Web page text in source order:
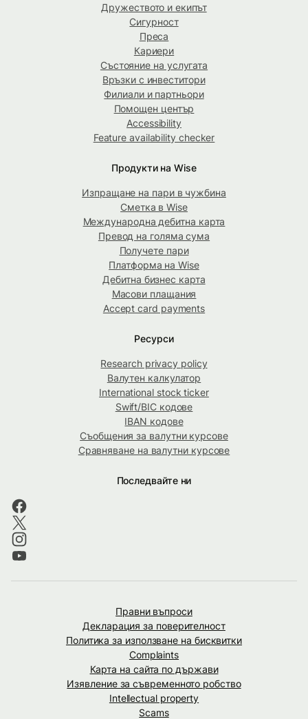
Дружеството и екипът
Сигурност
Преса
Кариери
Състояние на услугата
Връзки с инвеститори
Филиали и партньори
Помощен център
Accessibility
Feature availability checker
Продукти на Wise
Изпращане на пари в чужбина
Сметка в Wise
Международна дебитна карта
Превод на голяма сума
Получете пари
Платформа на Wise
Дебитна бизнес карта
Масови плащания
Accept card payments
Ресурси
Research privacy policy
Валутен калкулатор
International stock ticker
Swift/BIC кодове
IBAN кодове
Съобщения за валутни курсове
Сравняване на валутни курсове
Последвайте ни
Правни въпроси
Декларация за поверителност
Политика за използване на бисквитки
Complaints
Карта на сайта по държави
Изявление за съвременното робство
Intellectual property
Scams